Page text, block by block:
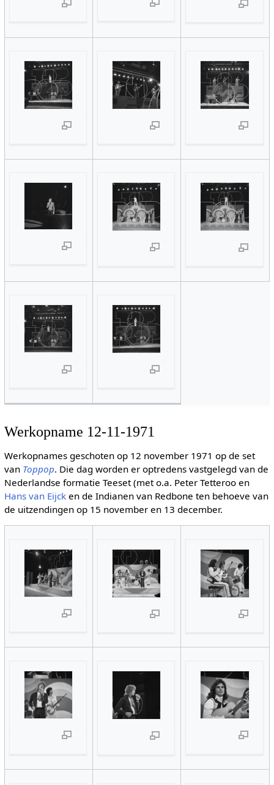
Werkopname 12-11-1971
Werkopnames geschoten op 12 november 1971 op de set
van Toppop. Die dag worden er optredens vastgelegd van de
Nederlandse formatie Teeset (met o.a. Peter Tetteroo en
Hans van Eijcken de Indianen van Redbone ten behoeve van
de uitzendingen op 15 november en 13 december.